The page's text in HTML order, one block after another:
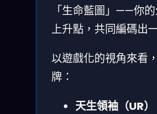
「生命藍圖」——你
上升點，共同編碼出
以遊戲化的視角來看
牌：
天生領袖（UR）